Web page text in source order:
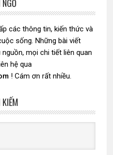
các thông tin, kiến thức và
sống. Những bài viết
mọi chi tiết liên quan
hệ qua
! Cám ơn rất nhiều.